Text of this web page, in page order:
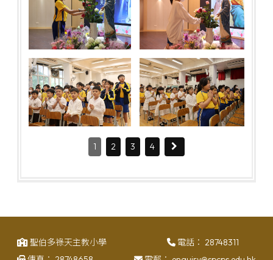
1 2 3 4
聖伯多祿天主教小學 電話： 28748311